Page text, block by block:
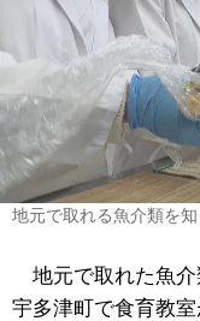
地元で取れる魚介類を
地元で取れた魚介
宇多津町で食育教室